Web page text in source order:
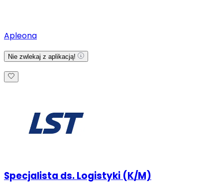
Apleona
Nie zwlekaj z aplikacją!
Specjalista ds. Logistyki (K/M)